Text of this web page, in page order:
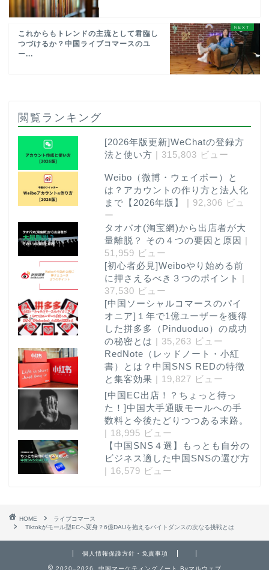
これからもトレンドの主流として君臨し
つづけるか？中国ライブコマースのユ
ー...
閲覧ランキング
[2026年版更新]WeChatの登録方
法と使い方 | 315,803 ビュー
Weibo（微博・ウェイボー）と
は？アカウントの作り方と法人化
まで【2026年版】 | 92,306 ビュ
ー
タオバオ(淘宝網)から出店者が大
量離脱？ その４つの要因と原因 |
51,959 ビュー
[初心者必見]Weiboやり始める前
に押さえるべき３つのポイント |
37,530 ビュー
[中国ソーシャルコマースのパイ
オニア]１年で1億ユーザーを獲得
した拼多多（Pinduoduo）の成功
の秘密とは | 35,263 ビュー
RedNote（レッドノート・小紅
書）とは？中国SNS REDの特徴
と集客効果 | 19,827 ビュー
[中国EC出店！？ちょっと待っ
た！]中国大手通販モールへの手
数料と今後たどりつつある末路。
| 18,995 ビュー
【中国SNS４選】もっとも自分の
ビジネス適した中国SNSの選び方
| 16,579 ビュー
HOME
ライブコマース
Tiktokがモール型ECへ変身？6億DAUを抱えるバイトダンスの次なる挑戦とは
個人情報保護方針・免責事項
2020–2026 中国マーケティングノート Byマルウェブ